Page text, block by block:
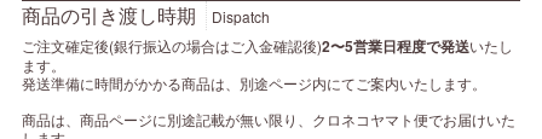
商品の引き渡し時期
Dispatch
ご注文確定後(銀行振込の場合はご入金確認後)2〜5営業日程度で発送いたし
ます。
発送準備に時間がかかる商品は、別途ページ内にてご案内いたします。
商品は、商品ページに別途記載が無い限り、クロネコヤマト便でお届けいた